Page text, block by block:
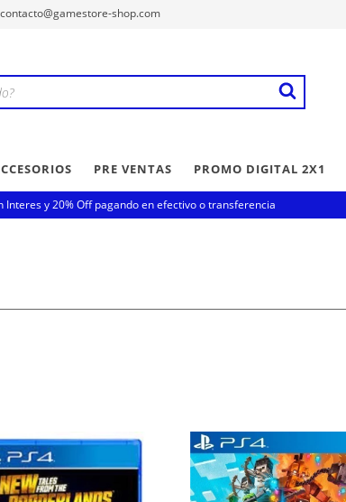
contacto@gamestore-shop.com
PRE VENTAS PROMO DIGITAL 2X1
Interes y 20% Off pagando en efectivo o transferencia